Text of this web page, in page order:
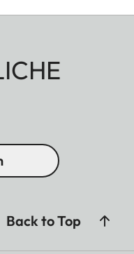
Back to Top